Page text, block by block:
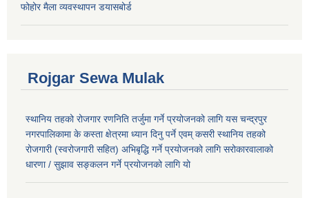
फोहोर मैला व्यवस्थापन डयासबोर्ड
Rojgar Sewa Mulak
स्थानिय तहको रोजगार रणनिति तर्जुमा गर्ने प्रयोजनको लागि यस चन्द्रपुर
नगरपालिकामा के कस्ता क्षेत्रमा ध्यान दिनु पर्ने एवम् कसरी स्थानिय तहको
रोजगारी (स्वरोजगारी सहित) अभिबृद्धि गर्ने प्रयोजनको लागि सरोकारवालाको
धारणा / सुझाव सङ्कलन गर्ने प्रयोजनको लागि यो